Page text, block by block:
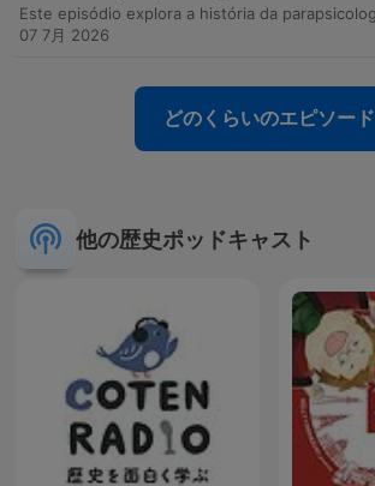
07 7月 2026
どのくらいのエピソード
他の歴史ポッドキャスト